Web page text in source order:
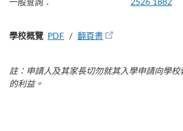
學校概覽 PDF / 翻頁書
註：申請人及其家長切勿就其入學申請向學
的利益。